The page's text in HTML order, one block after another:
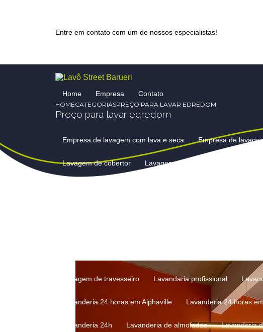
Entre em contato com um de nossos especialistas!
Home Empresa Contato
Empresa de lavagem com lava e seca Empresa de
Lavagem de cobertor Lavagem de cobertores e edredons
Lavagem de travesseiro Lavandaria profissional
Lavanderia 24 horas em Alphaville Lavanderia 24 horas
Lavanderia 24h Lavanderia de almofadas Lavanderia
HOMECATEGORIASPREÇO PARA LAVAR EDREDOM
Preço para lavar edredom